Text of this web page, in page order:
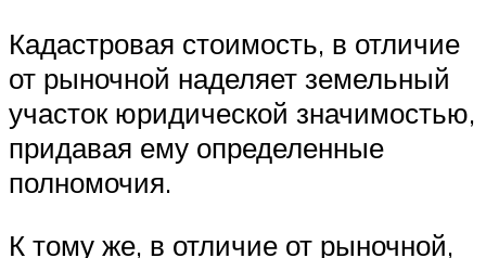
Кадастровая стоимость, в отличие
от рыночной наделяет земельный
участок юридической значимостью,
придавая ему определенные
полномочия.
К тому же, в отличие от рыночной,